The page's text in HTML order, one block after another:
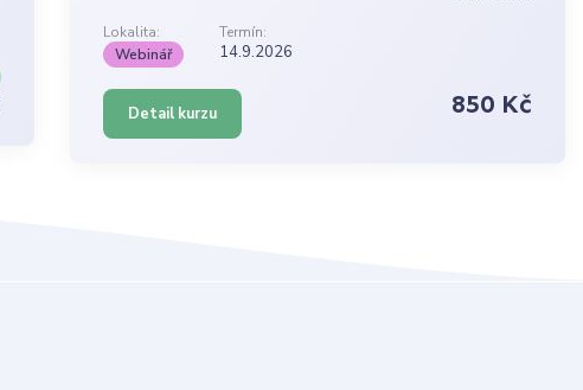
Lokalita:
Termín:
Webinář
14.9.2026
Detail kurzu 850 Kč